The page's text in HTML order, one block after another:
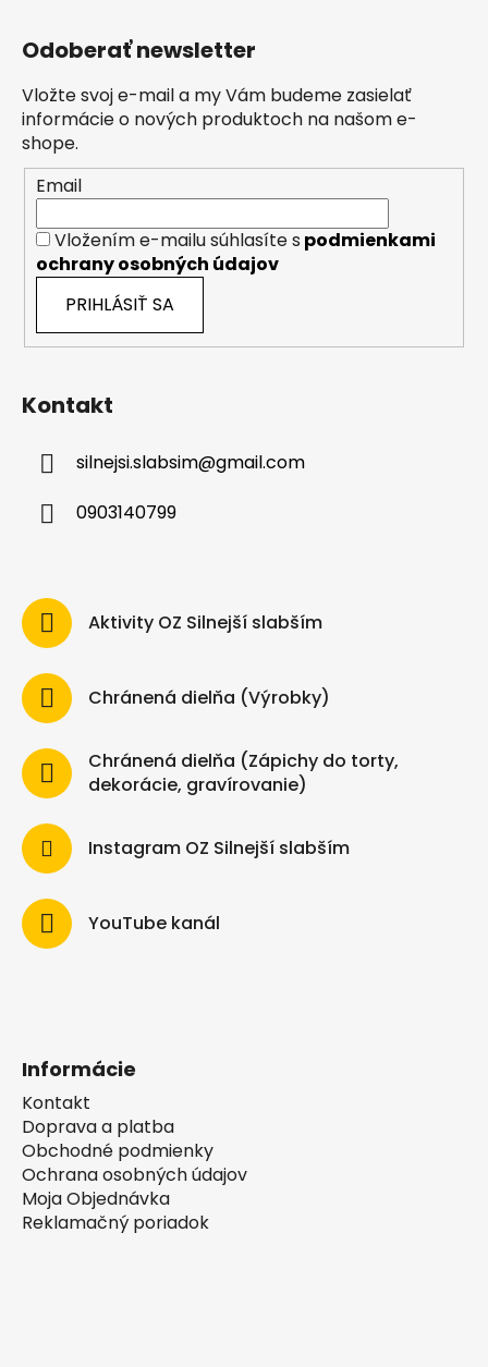
d
c
i
p
r
k
y
Odoberať newsletter
Vložte svoj e-mail a my Vám budeme zasielať
informácie o nových produktoch na našom e-
shope.
Email
Vložením e-mailu súhlasíte s podmienkami
ochrany osobných údajov
PRIHLÁSIŤ SA
Kontakt
silnejsi.slabsim@gmail.com
0903140799
Aktivity OZ Silnejší slabším
Chránená dielňa (Výrobky)
Chránená dielňa (Zápichy do torty,
dekorácie, gravírovanie)
Instagram OZ Silnejší slabším
YouTube kanál
Informácie
Kontakt
Doprava a platba
Obchodné podmienky
Ochrana osobných údajov
Moja Objednávka
Reklamačný poriadok